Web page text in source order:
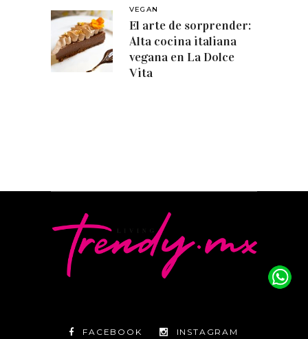
VEGAN
El arte de sorprender:
Alta cocina italiana
vegana en La Dolce
Vita
FACEBOOK INSTAGRAM